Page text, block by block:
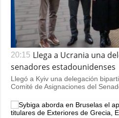
20:15 Llega a Ucrania una
senadores estadounidenses
Llegó a Kyiv una delegación
Comité de Asignaciones del